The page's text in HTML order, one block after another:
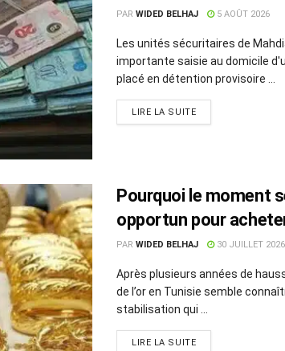
domicile d’un ancien
prison
PAR WIDED BELHAJ 5 AOÛT 2026
Les unités sécuritaires de
importante saisie au domicile
placé en détention provisoire ...
LIRE LA SUITE
Pourquoi le moment
opportun pour
Tunisie ?
PAR WIDED BELHAJ 30 JUILLET 2026
Après plusieurs années de
de l’or en Tunisie semble
stabilisation qui ...
LIRE LA SUITE